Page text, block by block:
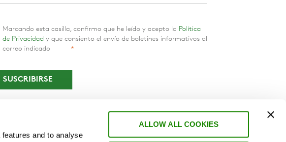
and to analyse
ALLOW ALL COOKIES
Marcando esta casilla, confirmo que he leído y acepto la Política
de Privacidad y que consiento el envío de boletines informativos al
correo indicado
*